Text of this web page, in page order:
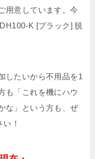
用意しています。今
K [ブラック] 脱
したいから不用品を1
も「これを機にハウ
な」という方も、ぜ
！